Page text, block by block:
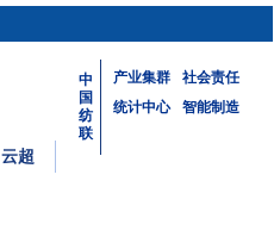
云超
中
国
纺
联
产业集群
社会责任
统计中心
智能制造